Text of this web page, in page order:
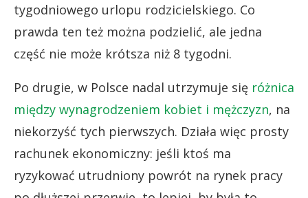
tygodniowego urlopu rodzicielskiego. Co
prawda ten też można podzielić, ale jedna
część nie może krótsza niż 8 tygodni.
Po drugie, w Polsce nadal utrzymuje się różnica
między wynagrodzeniem kobiet i mężczyzn, na
niekorzyść tych pierwszych. Działa więc prosty
rachunek ekonomiczny: jeśli ktoś ma
ryzykować utrudniony powrót na rynek pracy